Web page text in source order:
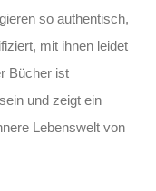
so authentisch,
mit ihnen leidet
Bücher ist
und zeigt ein
Lebenswelt von